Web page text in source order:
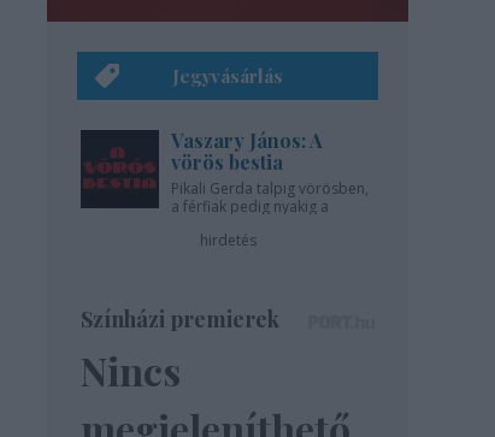
Jegyvásárlás
Vaszary János: A
vörös bestia
Pikali Gerda talpig vörösben,
a férfiak pedig nyakig a
hirdetés
Színházi premierek
Nincs